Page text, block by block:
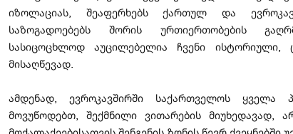
იზოლაციას, შეაფერხებს ქართულ და
საზოგადოებებს შორის ურთიერთობების
სასიცოცხლოდ აუცილებელია ჩვენი ისტორიული,
მისაღწევად.
ამდენად, ევროკავშირში საქართველოს ყველა
მოვუწოდებთ, შექმნილი ვითარების მიუხედავად,